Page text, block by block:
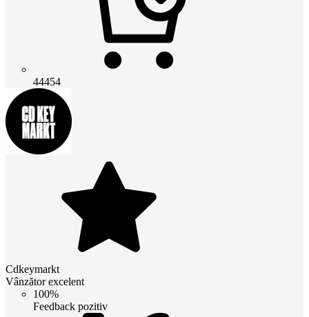
44454
Cdkeymarkt
Vânzător excelent
100%
Feedback pozitiv